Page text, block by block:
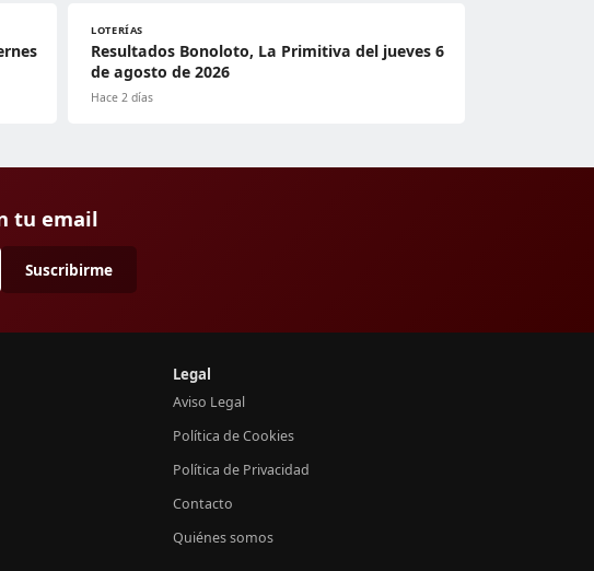
LOTERÍAS
Resultados Bonoloto, La Primitiva del jueves 6
de agosto de 2026
Hace 2 días
tu email
Suscribirme
Legal
Aviso Legal
Política de Cookies
Política de Privacidad
Contacto
Quiénes somos